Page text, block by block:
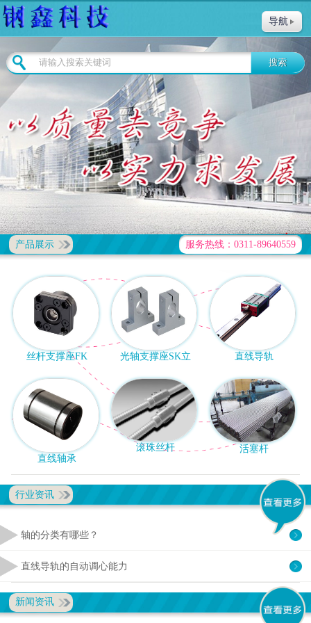
导航
产品展示 服务热线：0311-89640559
丝杆支撑座FK 光轴支撑座SK立 直线导轨
直线轴承
滚珠丝杆 活塞杆
行业资讯
轴的分类有哪些？
直线导轨的自动调心能力
新闻资讯